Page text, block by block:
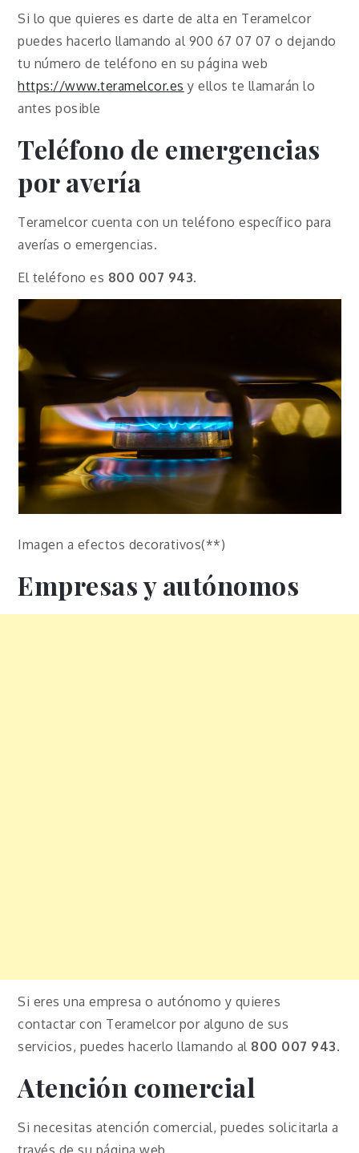
Si lo que quieres es darte de alta en Teramelcor
puedes hacerlo llamando al 900 67 07 07 o dejando
tu número de teléfono en su página web
https://www.teramelcor.es y ellos te llamarán lo
antes posible
Teléfono de emergencias
por avería
Teramelcor cuenta con un teléfono específico para
averías o emergencias.
El teléfono es 800 007 943.
Imagen a efectos decorativos(**)
Empresas y autónomos
Si eres una empresa o autónomo y quieres
contactar con Teramelcor por alguno de sus
servicios, puedes hacerlo llamando al 800 007 943.
Atención comercial
Si necesitas atención comercial, puedes solicitarla a
través de su página web.